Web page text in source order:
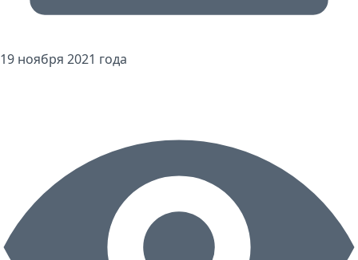
19 ноября 2021 года